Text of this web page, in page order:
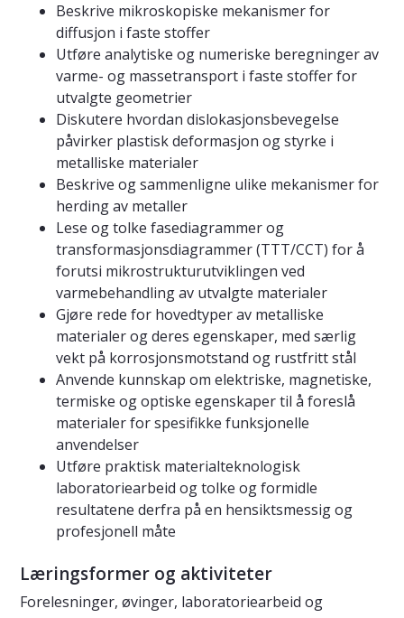
Beskrive mikroskopiske mekanismer for
diffusjon i faste stoffer
Utføre analytiske og numeriske beregninger av
varme- og massetransport i faste stoffer for
utvalgte geometrier
Diskutere hvordan dislokasjonsbevegelse
påvirker plastisk deformasjon og styrke i
metalliske materialer
Beskrive og sammenligne ulike mekanismer for
herding av metaller
Lese og tolke fasediagrammer og
transformasjonsdiagrammer (TTT/CCT) for å
forutsi mikrostrukturutviklingen ved
varmebehandling av utvalgte materialer
Gjøre rede for hovedtyper av metalliske
materialer og deres egenskaper, med særlig
vekt på korrosjonsmotstand og rustfritt stål
Anvende kunnskap om elektriske, magnetiske,
termiske og optiske egenskaper til å foreslå
materialer for spesifikke funksjonelle
anvendelser
Utføre praktisk materialteknologisk
laboratoriearbeid og tolke og formidle
resultatene derfra på en hensiktsmessig og
profesjonell måte
Læringsformer og aktiviteter
Forelesninger, øvinger, laboratoriearbeid og